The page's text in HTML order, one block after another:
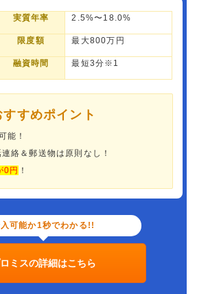
実質年率 2.5%〜18.0%
限度額 最大800万円
融資時間 最短3分※1
すすめポイント
能！
絡＆郵送物は原則なし！
0円 ！
可能か1秒でわかる!!
ミスの詳細はこちら